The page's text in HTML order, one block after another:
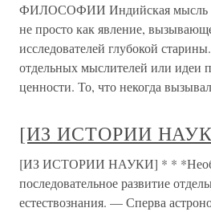
ФИЛОСОФИИ Индийская мысль
не просто как явление,
исследователей глубокой
отдельных мыслителей или идеи
ценности. То, что некогда
[ИЗ ИСТОРИИ
[ИЗ ИСТОРИИ НАУКИ] * *
последовательное развитие
естествознания. — Сперва